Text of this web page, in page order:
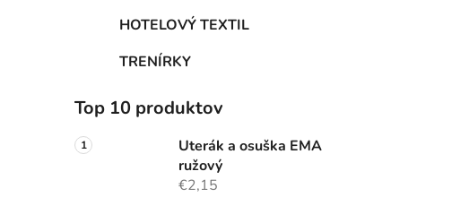
HOTELOVÝ TEXTIL
TRENÍRKY
Top 10 produktov
Uterák a osuška EMA
ružový
€2,15